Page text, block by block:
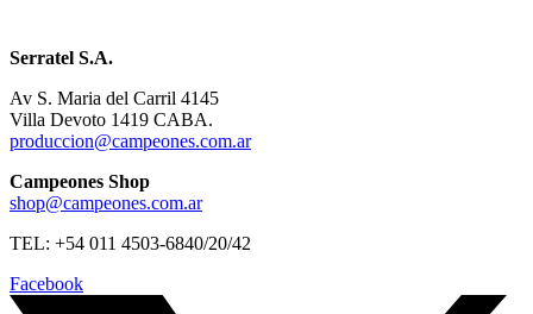
Serratel S.A.
Av S. Maria del Carril 4145
Villa Devoto 1419 CABA.
produccion@campeones.com.ar
Campeones Shop
shop@campeones.com.ar
TEL: +54 011 4503-6840/20/42
Facebook